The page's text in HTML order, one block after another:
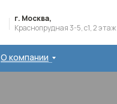
г. Москва,
Краснопрудная 3-5, с1, 2 этаж
О компании